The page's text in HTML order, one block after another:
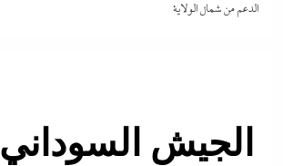
الدعم من شمال الولاية
الجيش السوداني